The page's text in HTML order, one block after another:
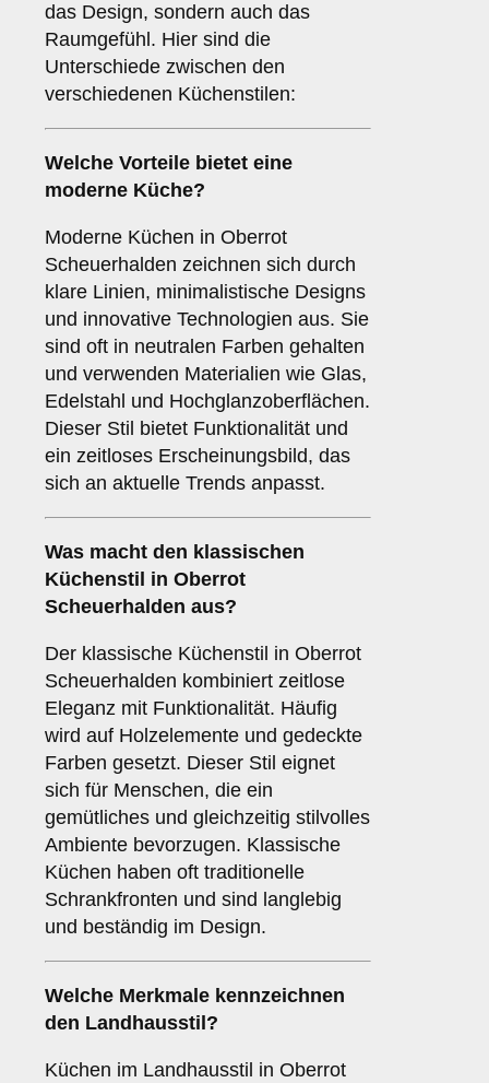
das Design, sondern auch das
Raumgefühl. Hier sind die
Unterschiede zwischen den
verschiedenen Küchenstilen:
Welche Vorteile bietet eine
moderne Küche?
Moderne Küchen in Oberrot
Scheuerhalden zeichnen sich durch
klare Linien, minimalistische Designs
und innovative Technologien aus. Sie
sind oft in neutralen Farben gehalten
und verwenden Materialien wie Glas,
Edelstahl und Hochglanzoberflächen.
Dieser Stil bietet Funktionalität und
ein zeitloses Erscheinungsbild, das
sich an aktuelle Trends anpasst.
Was macht den klassischen
Küchenstil in Oberrot
Scheuerhalden aus?
Der klassische Küchenstil in Oberrot
Scheuerhalden kombiniert zeitlose
Eleganz mit Funktionalität. Häufig
wird auf Holzelemente und gedeckte
Farben gesetzt. Dieser Stil eignet
sich für Menschen, die ein
gemütliches und gleichzeitig stilvolles
Ambiente bevorzugen. Klassische
Küchen haben oft traditionelle
Schrankfronten und sind langlebig
und beständig im Design.
Welche Merkmale kennzeichnen
den Landhausstil ?
Küchen im Landhausstil in Oberrot